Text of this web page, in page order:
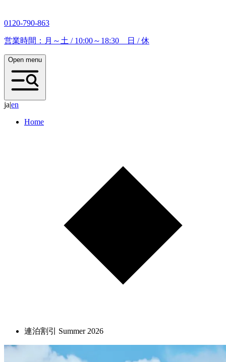
0120-790-863
営業時間：月～土 / 10:00～18:30 日 / 休
Open menu
ja|en
Home
連泊割引 Summer 2026